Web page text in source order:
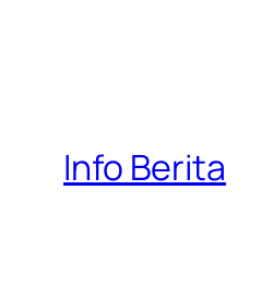
Info Berita